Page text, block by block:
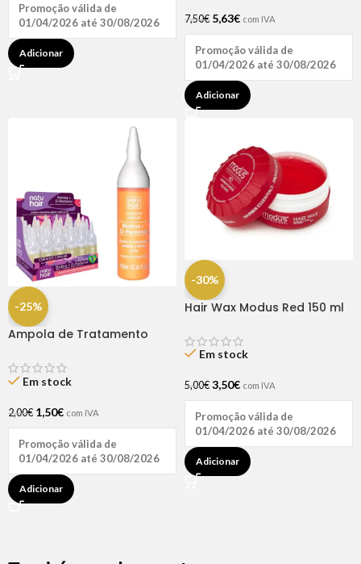
Promoção válida de
01/04/2026 até 30/08/2026
Adicionar
7,50€ 5,63€ com IVA
Promoção válida de
01/04/2026 até 30/08/2026
Adicionar
-25%
Ampola de Tratamento
Hair (1 UNIDADE)
Em stock
2,00€ 1,50€ com IVA
Promoção válida de
01/04/2026 até 30/08/2026
Adicionar
-30%
Hair Wax Modus Red 150 ml
Em stock
5,00€ 3,50€ com IVA
Promoção válida de
01/04/2026 até 30/08/2026
Adicionar